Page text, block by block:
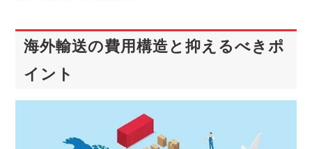
海外輸送の費用構造と抑えるべきポ
イント